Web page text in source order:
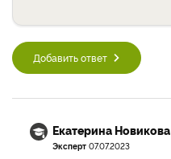
Добавить ответ
Екатерина Новикова
Эксперт 07.07.2023